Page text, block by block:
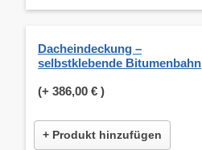
Dacheindeckung –
selbstklebende Bitumenbahn
(+ 386,00 € )
+ Produkt hinzufügen